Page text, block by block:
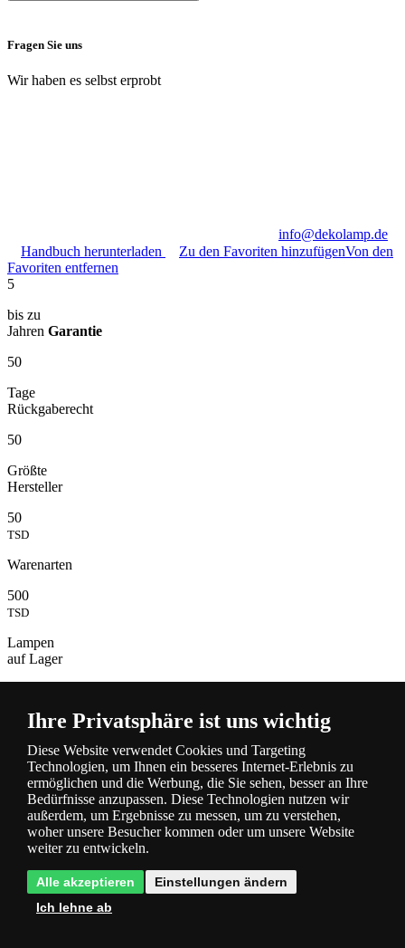
Fragen Sie uns
Wir haben es selbst erprobt
info@dekolamp.de
Handbuch herunterladen
Zu den Favoriten hinzufügenVon den
Favoriten entfernen
5
bis zu
Jahren Garantie
50
Tage
Rückgaberecht
50
Größte
Hersteller
50
TSD
Warenarten
500
TSD
Lampen
auf Lager
Beschreibung
und Parameter
Ihre Privatsphäre ist uns wichtig
Diese Website verwendet Cookies und Targeting
Technologien, um Ihnen ein besseres Internet-Erlebnis zu
ermöglichen und die Werbung, die Sie sehen, besser an Ihre
Bedürfnisse anzupassen. Diese Technologien nutzen wir
außerdem, um Ergebnisse zu messen, um zu verstehen,
woher unsere Besucher kommen oder um unsere Website
weiter zu entwickeln.
Alle akzeptieren
Einstellungen ändern
Ich lehne ab